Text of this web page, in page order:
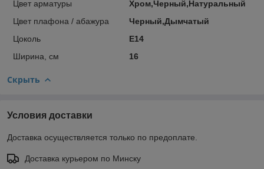
Цвет арматуры
Хром,Черный,Натуральный
Цвет плафона / абажура
Черный,Дымчатый
Цоколь
E14
Ширина, см
16
Скрыть
Условия доставки
Доставка осуществляется только по предоплате.
Доставка курьером по Минску